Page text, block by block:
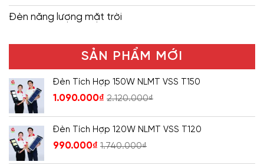
Đèn năng lượng mặt trời
SẢN PHẨM MỚI
Đèn Tích Hợp 150W NLMT VSS T150
1.090.000₫ 2.120.000₫
Đèn Tích Hợp 120W NLMT VSS T120
990.000₫ 1.740.000₫